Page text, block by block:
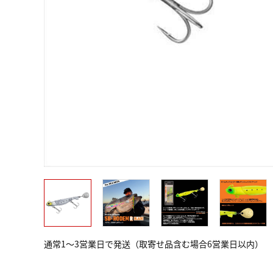
通常1～3営業日で発送（取寄せ品含む場合6営業日以内）